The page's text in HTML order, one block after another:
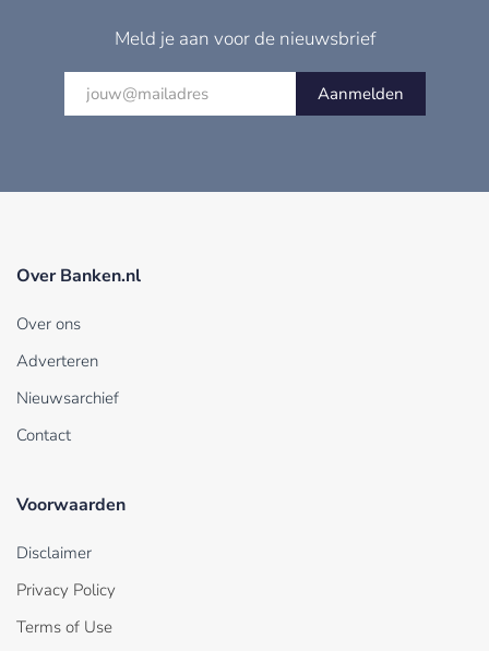
Meld je aan voor de nieuwsbrief
Aanmelden
Over Banken.nl
Over ons
Adverteren
Nieuwsarchief
Contact
Voorwaarden
Disclaimer
Privacy Policy
Terms of Use